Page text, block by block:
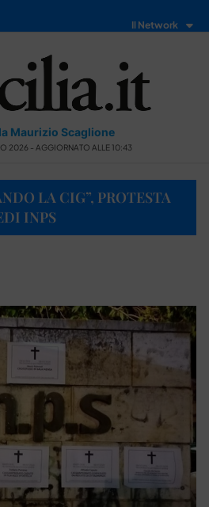
Il Network
Maurizio Scaglione
2026 - AGGIORNATO ALLE 10:43
LA CIG”, PROTESTA
INPS